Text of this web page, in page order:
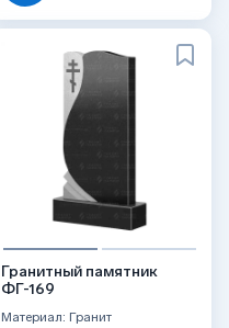
Гранитный памятник
ФГ-169
Материал: Гранит